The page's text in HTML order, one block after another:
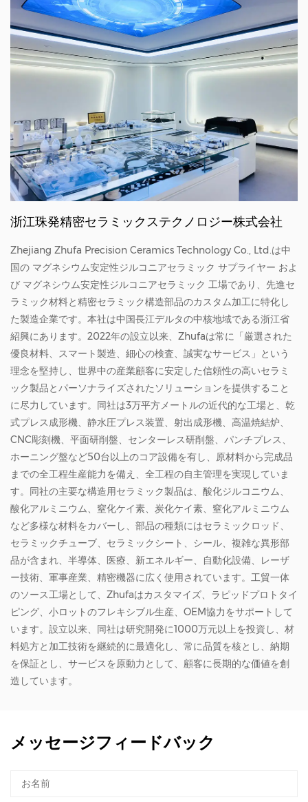
浙江珠発精密セラミックステクノロジー株式会社
Zhejiang Zhufa Precision Ceramics Technology Co., Ltd.は中
国の マグネシウム安定性ジルコニアセラミック サプライヤー およ
び マグネシウム安定性ジルコニアセラミック 工場であり、先進セ
ラミック材料と精密セラミック構造部品のカスタム加工に特化し
た製造企業です。本社は中国長江デルタの中核地域である浙江省
紹興にあります。2022年の設立以来、Zhufaは常に「厳選された
優良材料、スマート製造、細心の検査、誠実なサービス」という
理念を堅持し、世界中の産業顧客に安定した信頼性の高いセラミ
ック製品とパーソナライズされたソリューションを提供すること
に尽力しています。同社は3万平方メートルの近代的な工場と、乾
式プレス成形機、静水圧プレス装置、射出成形機、高温焼結炉、
CNC彫刻機、平面研削盤、センターレス研削盤、パンチプレス、
ホーニング盤など50台以上のコア設備を有し、原材料から完成品
までの全工程生産能力を備え、全工程の自主管理を実現していま
す。同社の主要な構造用セラミック製品は、酸化ジルコニウム、
酸化アルミニウム、窒化ケイ素、炭化ケイ素、窒化アルミニウム
など多様な材料をカバーし、部品の種類にはセラミックロッド、
セラミックチューブ、セラミックシート、シール、複雑な異形部
品が含まれ、半導体、医療、新エネルギー、自動化設備、レーザ
ー技術、軍事産業、精密機器に広く使用されています。工貿一体
のソース工場として、Zhufaはカスタマイズ、ラピッドプロトタイ
ピング、小ロットのフレキシブル生産、OEM協力をサポートして
います。設立以来、同社は研究開発に1000万元以上を投資し、材
料処方と加工技術を継続的に最適化し、常に品質を核とし、納期
を保証とし、サービスを原動力として、顧客に長期的な価値を創
造しています。
メッセージフィードバック